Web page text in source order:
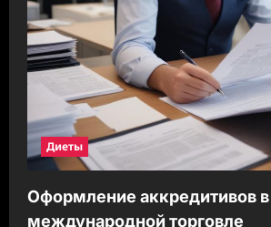
Диеты
Оформление аккредитивов в
международной торговле